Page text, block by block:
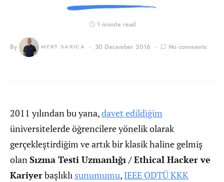
1 minute read
By MERT SARICA 30 December 2016 No comments
2011 yılından bu yana,davet edildiğim
üniversitelerde öğrencilere yönelik olarak
gerçekleştirdiğim ve artık bir klasik haline gelmiş
olanSızma Testi Uzmanlığı / Ethical Hacker ve
Kariyerbaşlıklı sunumumu, IEEE ODTÜ KKK